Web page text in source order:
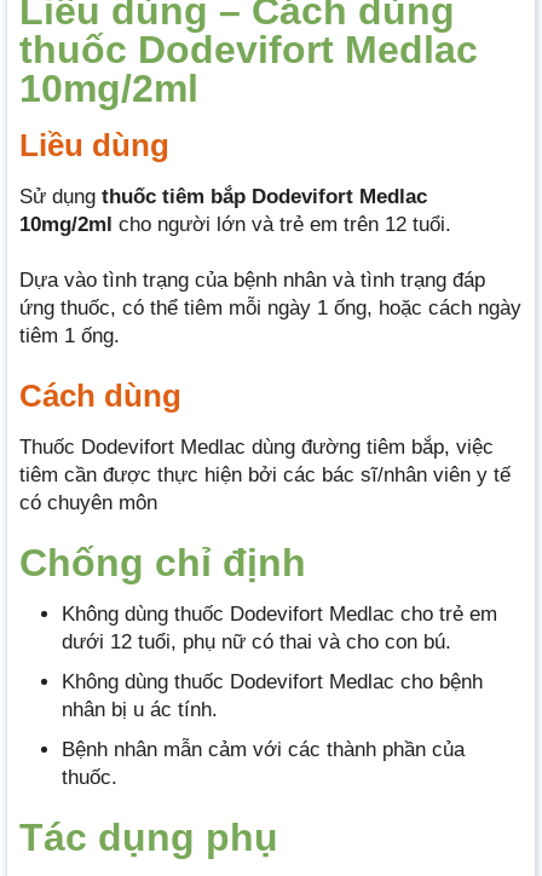
Liều dùng – Cách dùng
thuốc Dodevifort Medlac
10mg/2ml
Liều dùng
Sử dụng thuốc tiêm bắp Dodevifort Medlac
10mg/2ml cho người lớn và trẻ em trên 12 tuổi.
Dựa vào tình trạng của bệnh nhân và tình trạng đáp
ứng thuốc, có thể tiêm mỗi ngày 1 ống, hoặc cách ngày
tiêm 1 ống.
Cách dùng
Thuốc Dodevifort Medlac dùng đường tiêm bắp, việc
tiêm cần được thực hiện bởi các bác sĩ/nhân viên y tế
có chuyên môn
Chống chỉ định
Không dùng thuốc Dodevifort Medlac cho trẻ em
dưới 12 tuổi, phụ nữ có thai và cho con bú.
Không dùng thuốc Dodevifort Medlac cho bệnh
nhân bị u ác tính.
Bệnh nhân mẫn cảm với các thành phần của
thuốc.
Tác dụng phụ